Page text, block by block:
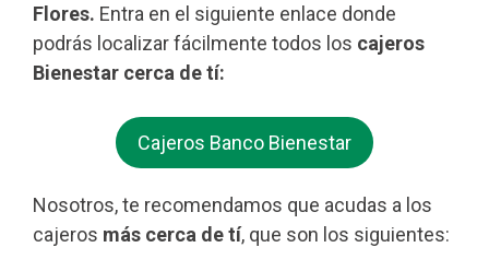
Flores. Entra en el siguiente enlace donde
podrás localizar fácilmente todos los cajeros
Bienestar cerca de tí:
Cajeros Banco Bienestar
Nosotros, te recomendamos que acudas a los
cajeros más cerca de tí, que son los siguientes: